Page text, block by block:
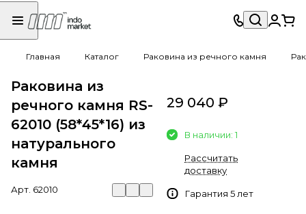
Главная Каталог Раковина из речного камня
Раковина из
речного камня RS-
62010 (58*45*16) из
натурального
камня
Арт. 62010
29 040 ₽
В наличии: 1
Рассчитать
доставку
Гарантия 5 лет